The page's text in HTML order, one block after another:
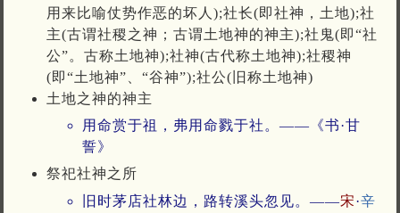
用来比喻仗势作恶的坏人);社长(即社神，土地);社
主(古谓社稷之神；古谓土地神的神主);社鬼(即“社
公”。古称土地神);社神(古代称土地神);社稷神
(即“土地神”、“谷神”);社公(旧称土地神)
土地之神的神主
用命赏于祖，弗用命戮于社。——《书·甘
誓》
祭祀社神之所
旧时茅店社林边，路转溪头忽见。——宋·辛